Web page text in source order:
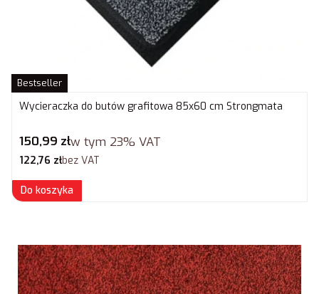
Bestseller
Wycieraczka do butów grafitowa 85x60 cm Strongmata
Cena brutto
150,99 złw tym 23% VAT
Cena netto
122,76 złbez VAT
Do koszyka